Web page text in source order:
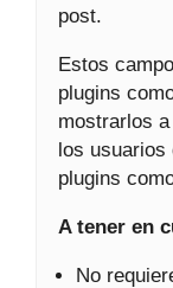
post.
Estos
plugins
mostrarlos
los usuarios
plugins
A tener en
No